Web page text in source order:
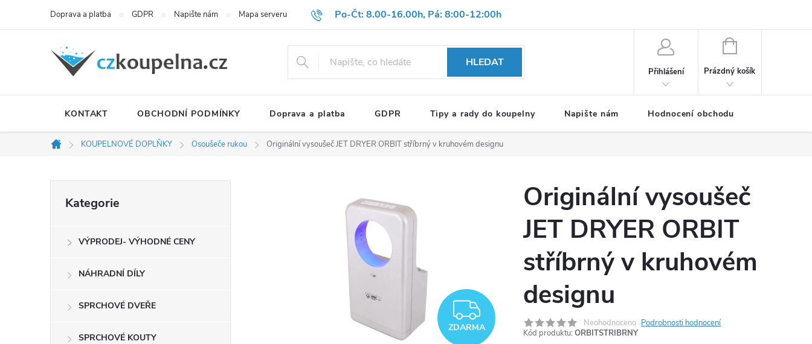
Po-Čt: 8.00-16.00h, Pá: 8:00-12:00h
Doprava a platba GDPR Napište nám Mapa serveru Hodnocení obchodu Reklamační formulář OBCHODNÍ PODMÍNKY
HLEDAT
Přihlášení
NÁKUPNÍ
Prázdný košík
KONTAKT OBCHODNÍ PODMÍNKY Doprava a platba GDPR Tipy a rady do koupelny Napište nám Hodnocení obchodu
Domů
KOUPELNOVÉ DOPLŇKY Osoušeče rukou Originální vysoušeč JET DRYER ORBIT stříbrný v kruhovém designu
kategorie
Kategorie
VÝPRODEJ- VÝHODNÉ CENY
NÁHRADNÍ DÍLY
SPRCHOVÉ DVEŘE
SPRCHOVÉ KOUTY
ZDARMA
ZDARMA
Originální vysoušeč
JET DRYER ORBIT
stříbrný v kruhovém
designu
Neohodnoceno Podrobnosti hodnocení
Kód produktu: ORBITSTRIBRNY